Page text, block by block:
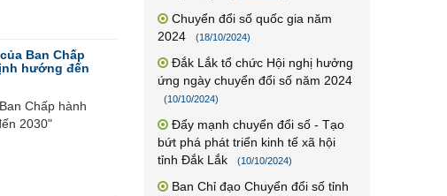
Ban Chấp
hướng đến
Chấp hành
2030"
Chuyển đổi số quốc gia năm
2024
(18/10/2024)
Đắk Lắk tổ chức Hội nghị hưởng
ứng ngày chuyển đổi số năm 2024
(10/10/2024)
Đẩy mạnh chuyển đổi số - Tạo
bứt phá phát triển kinh tế xã hội
tỉnh Đắk Lắk
(10/10/2024)
Ban Chỉ đạo Chuyển đổi số tỉnh